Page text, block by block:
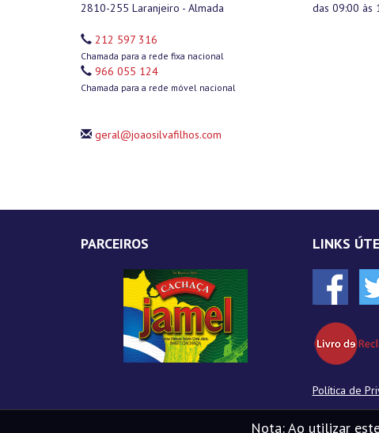
2810-255 Laranjeiro - Almada
212 597 316
Chamada para a rede fixa nacional
966 055 124
Chamada para a rede móvel nacional
geral@joaosilvafilhos.com
das 09:00 às
PARCEIROS LINKS
Política de
Nota: Ao utilizar